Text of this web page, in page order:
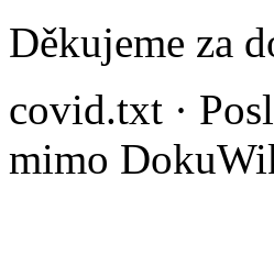
Děkujeme za
covid.txt ·
mimo